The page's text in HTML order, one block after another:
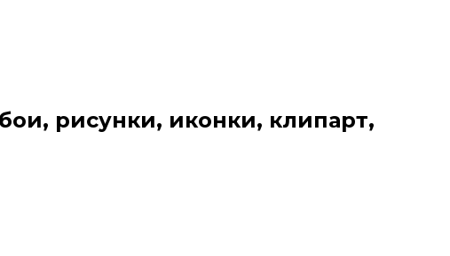
рисунки, иконки, клипарт,